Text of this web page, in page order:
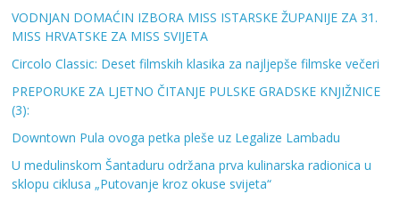
VODNJAN DOMAĆIN IZBORA MISS ISTARSKE ŽUPANIJE ZA 31.
MISS HRVATSKE ZA MISS SVIJETA
Circolo Classic: Deset filmskih klasika za najljepše filmske večeri
PREPORUKE ZA LJETNO ČITANJE PULSKE GRADSKE KNJIŽNICE
(3):
Downtown Pula ovoga petka pleše uz Legalize Lambadu
U medulinskom Šantaduru održana prva kulinarska radionica u
sklopu ciklusa „Putovanje kroz okuse svijeta“